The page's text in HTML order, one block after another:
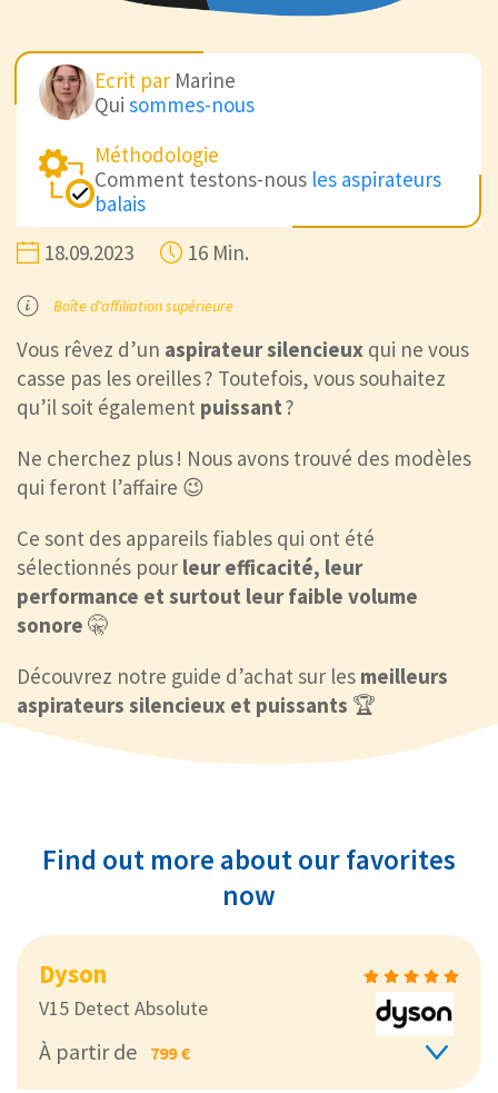
Ecrit par Marine
Qui sommes-nous
Méthodologie
Comment testons-nous les aspirateurs
balais
18.09.2023
16 Min.
Boîte d'affiliation supérieure
Vous rêvez d’un aspirateur silencieux qui ne vous
casse pas les oreilles ? Toutefois, vous souhaitez
qu’il soit également puissant?
Ne cherchez plus ! Nous avons trouvé des modèles
qui feront l’affaire 😉
Ce sont des appareils fiables qui ont été
sélectionnés pour leur efficacité, leur
performance et surtout leur faible volume
sonore 🤫
Découvrez notre guide d’achat sur les meilleurs
aspirateurs silencieux et puissants 🏆
Find out more about our favorites
now
Dyson
V15 Detect Absolute
À partir de 799 €